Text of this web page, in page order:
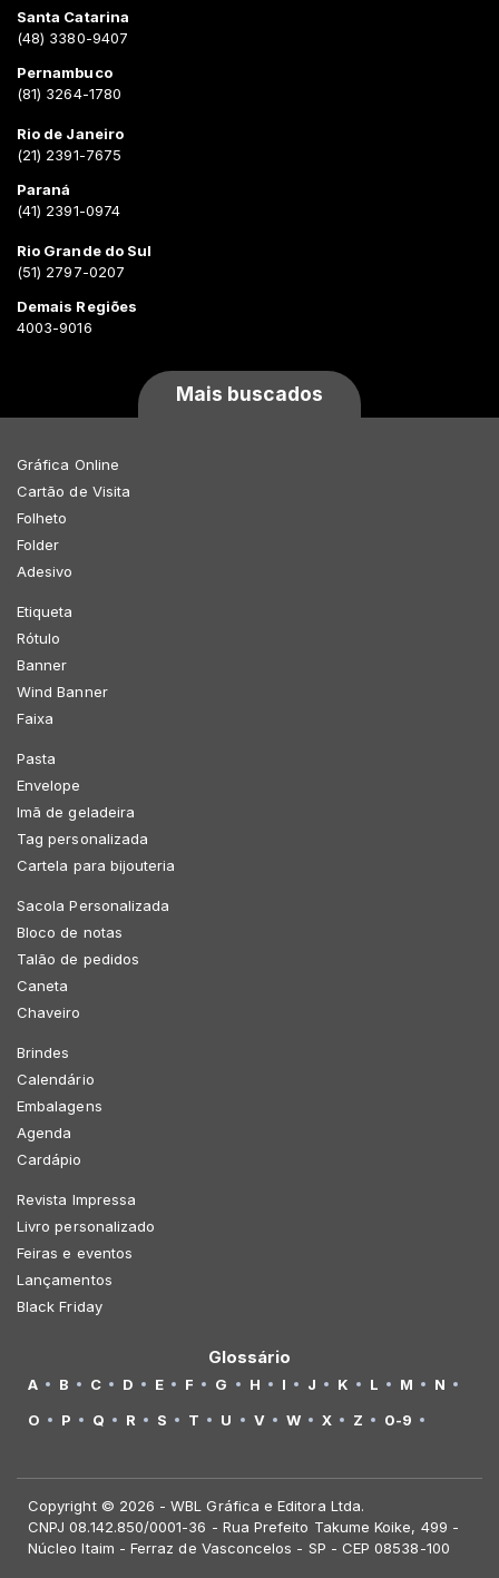
Santa Catarina
(48) 3380-9407
Pernambuco
(81) 3264-1780
Rio de Janeiro
(21) 2391-7675
Paraná
(41) 2391-0974
Rio Grande do Sul
(51) 2797-0207
Demais Regiões
4003-9016
Mais buscados
Gráfica Online
Cartão de Visita
Folheto
Folder
Adesivo
Etiqueta
Rótulo
Banner
Wind Banner
Faixa
Pasta
Envelope
Imã de geladeira
Tag personalizada
Cartela para bijouteria
Sacola Personalizada
Bloco de notas
Talão de pedidos
Caneta
Chaveiro
Brindes
Calendário
Embalagens
Agenda
Cardápio
Revista Impressa
Livro personalizado
Feiras e eventos
Lançamentos
Black Friday
Glossário
A B C D E F G H I J K L M
N
O
P Q R S T U V W X Z 0-9
Copyright © 2026 - WBL Gráfica e Editora Ltda.
CNPJ 08.142.850/0001-36 - Rua Prefeito Takume Koike, 499 -
Núcleo Itaim - Ferraz de Vasconcelos - SP - CEP 08538-100